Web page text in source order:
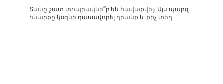
Տանը շատ տոպրակնե՞ր են հավաքվել։ Այս պարզ
հնարքը կօգնի դասավորել դրանք և քիչ տեղ